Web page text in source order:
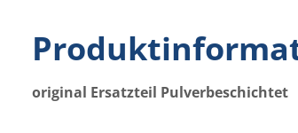
original Ersatzteil Pulverbeschichtet